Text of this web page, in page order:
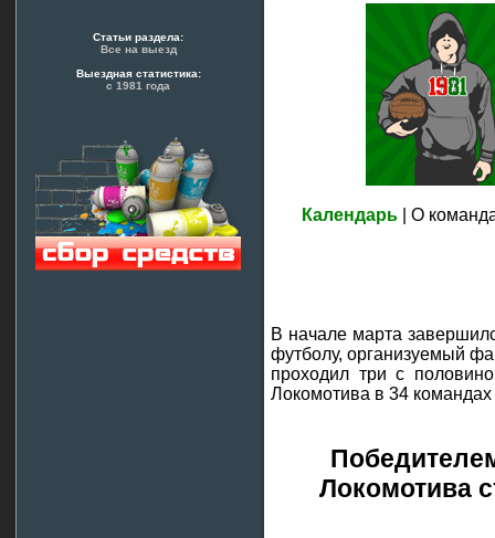
Статьи раздела:
Все на выезд
Выездная статистика:
с 1981 года
Календарь | О
В начале марта
футболу, организуемый
проходил три с
Локомотива в 34 командах
Локомотива